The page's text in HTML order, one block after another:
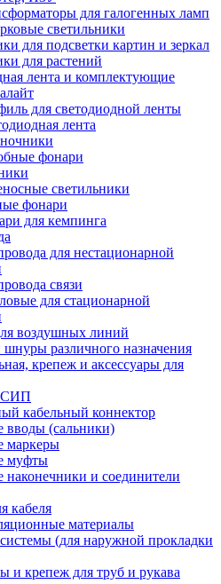
для галогенных ламп
светильники
для подсветки картин и зеркал
для растений
лента и комплектующие
для светодиодной ленты
лента
фонари
светильники
фонари
для кемпинга
для нестационарной
связи
для стационарной
воздушных линий
различного назначения
крепеж и аксессуары для
СИП
кабельный коннектор
вводы (сальники)
маркеры
муфты
наконечники и соединители
кабеля
материалы
(для наружной прокладки
и крепеж для труб и рукава